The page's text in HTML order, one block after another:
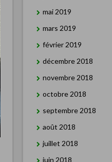
mai 2019
mars 2019
février 2019
décembre 2018
novembre 2018
octobre 2018
septembre 2018
août 2018
juillet 2018
juin 2018